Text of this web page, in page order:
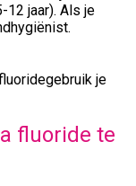
12 jaar). Als je
je
fluoride te